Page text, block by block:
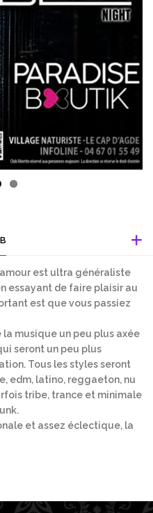
est ultra généraliste
essayant de faire plaisir au
est que vous passiez
la musique un peu plus axée
seront un peu plus
Tous les styles seront
edm, latino, reggaeton, nu
tribe, trance et minimale
et assez éclectique, la